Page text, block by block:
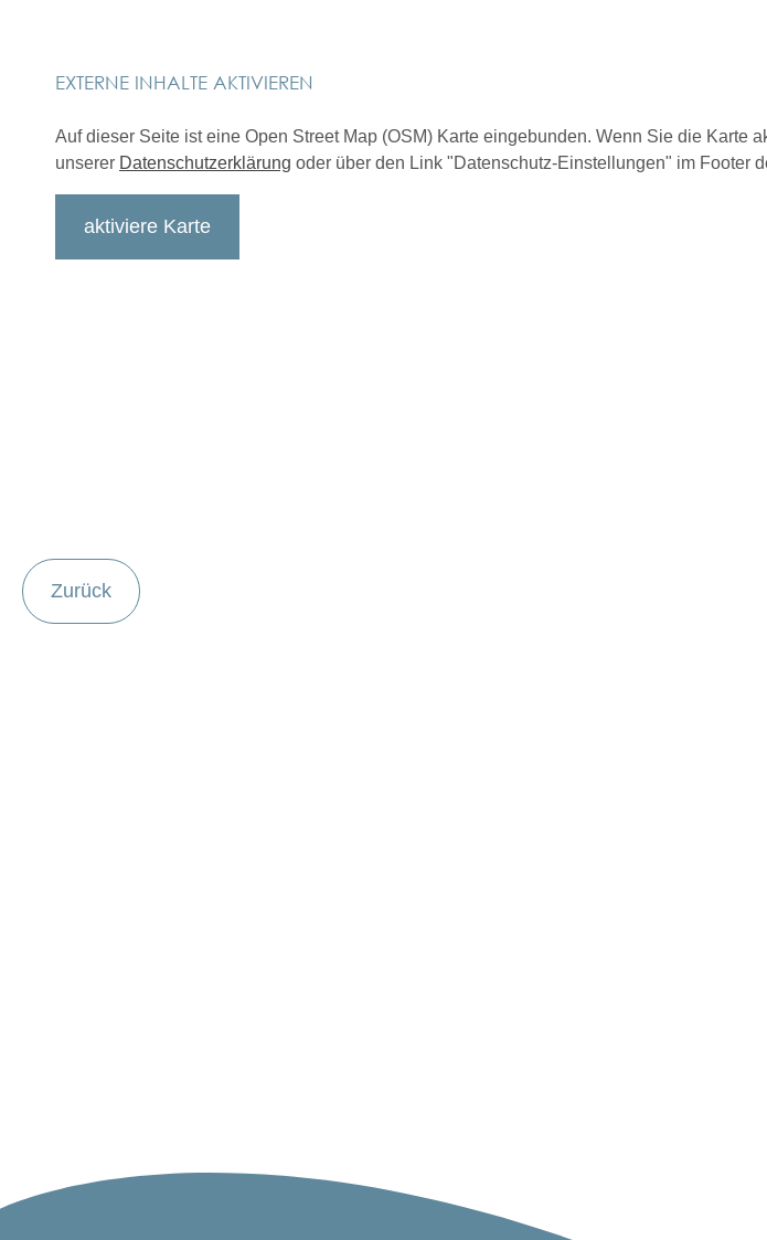
EXTERNE INHALTE AKTIVIEREN
Auf dieser Seite ist eine Open Street Map (OSM) Karte eingebunden. Wenn Sie die
unserer Datenschutzerklärung oder über den Link "Datenschutz-Einstellungen" im Footer
aktiviere Karte
Zurück